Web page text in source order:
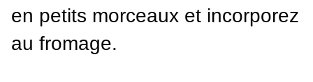
en petits morceaux et incorporez
au fromage.